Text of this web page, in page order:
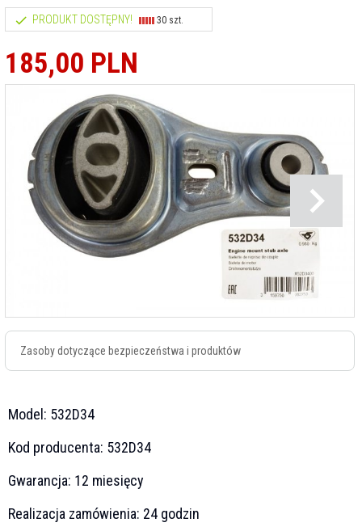
PRODUKT DOSTĘPNY! 30 szt.
185,00 PLN
Zasoby dotyczące bezpieczeństwa i produktów
Model: 532D34
Kod producenta: 532D34
Gwarancja: 12 miesięcy
Realizacja zamówienia: 24 godzin